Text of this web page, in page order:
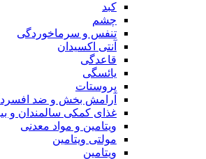
کبد
چشم
تنفس و سرماخوردگی
آنتی اکسیدان
قاعدگی
یائسگی
پروستات
آرامش بخش و ضد
غذای کمکی سالمندان و
ویتامین و مواد معدنی
مولتی ویتامین
ویتامین